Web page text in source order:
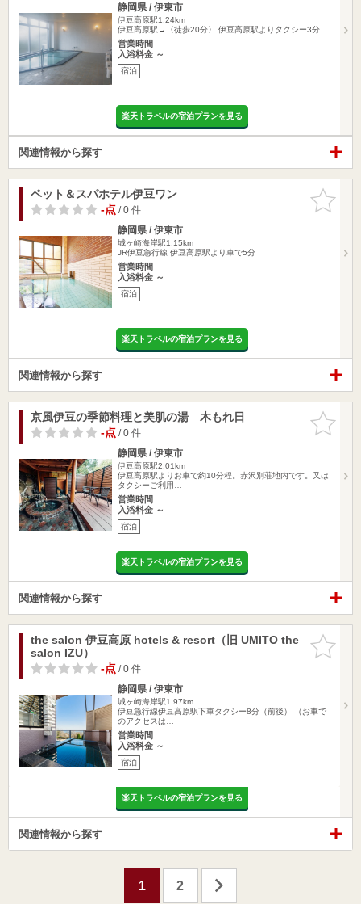
静岡県 / 伊東市
伊豆高原駅1.24km
伊豆高原駅→〈徒歩20分〉 伊豆高原駅よりタクシー3分
営業時間
入浴料金 ～
宿泊
楽天トラベルの宿泊プランを見る
関連情報から探す
お気に入
りに追加
ペット＆スパホテル伊豆ワン
-点/ 0 件
静岡県 / 伊東市
城ヶ崎海岸駅1.15km
JR伊豆急行線 伊豆高原駅より車で5分
営業時間
入浴料金 ～
宿泊
楽天トラベルの宿泊プランを見る
関連情報から探す
お気に入
りに追加
京風伊豆の季節料理と美肌の湯 木もれ日
-点/ 0 件
静岡県 / 伊東市
伊豆高原駅2.01km
伊豆高原駅よりお車で約10分程。赤沢別荘地内です。又は
タクシーご利用…
営業時間
入浴料金 ～
宿泊
楽天トラベルの宿泊プランを見る
関連情報から探す
お気に入
りに追加
the salon 伊豆高原 hotels & resort（旧 UMITO the
salon IZU）
-点/ 0 件
静岡県 / 伊東市
城ヶ崎海岸駅1.97km
伊豆急行線伊豆高原駅下車タクシー8分（前後） （お車で
のアクセスは…
営業時間
入浴料金 ～
宿泊
楽天トラベルの宿泊プランを見る
関連情報から探す
1 2